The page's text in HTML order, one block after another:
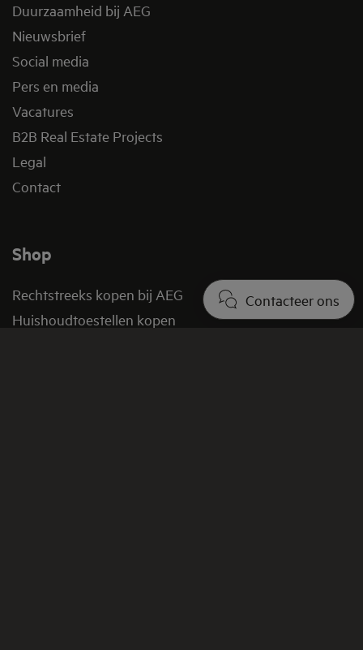
Contacteer ons
Duurzaamheid bij AEG
Nieuwsbrief
Social media
Pers en media
Vacatures
B2B Real Estate Projects
Legal
Contact
Shop
Rechtstreeks kopen bij AEG
Huishoudtoestellen kopen